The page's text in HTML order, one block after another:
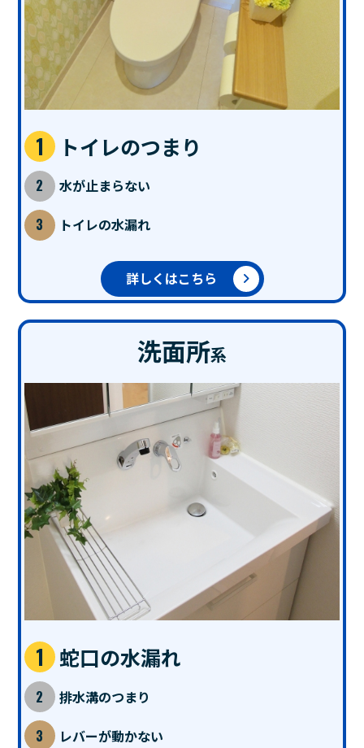
トイレのつまり
水が止まらない
トイレの水漏れ
詳しくはこちら
洗面所系
蛇口の水漏れ
排水溝のつまり
レバーが動かない